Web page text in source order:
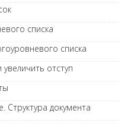
списка
списка
отступ
Структура документа